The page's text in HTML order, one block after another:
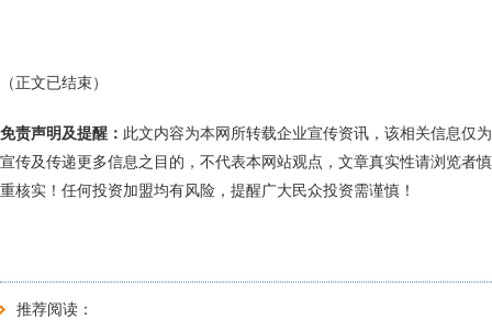
（正文已结束）
免责声明及提醒： 此文内容为本网所转载企业宣传资讯，该相关信息仅为
宣传及传递更多信息之目的，不代表本网站观点，文章真实性请浏览者慎
重核实！任何投资加盟均有风险，提醒广大民众投资需谨慎！
推荐阅读：